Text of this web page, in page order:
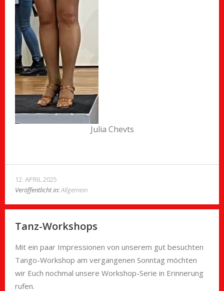
Julia Chevts
12. APRIL 2025
Veröffentlicht in:Allgemein
Tanz-Workshops
Mit ein paar Impressionen von unserem gut besuchten
Tango-Workshop am vergangenen Sonntag möchten
wir Euch nochmal unsere Workshop-Serie in Erinnerung
rufen.